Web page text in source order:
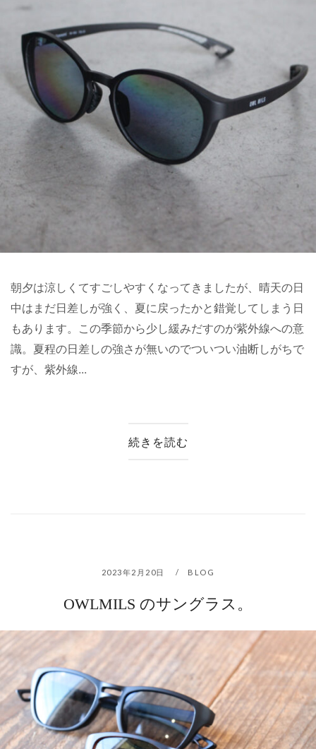
朝夕は涼しくてすごしやすくなってきましたが、晴天の日
中はまだ日差しが強く、夏に戻ったかと錯覚してしまう日
もあります。この季節から少し緩みだすのが紫外線への意
識。夏程の日差しの強さが無いのでついつい油断しがちで
すが、紫外線...
続きを読む
2023年2月20日 BLOG
OWLMILS のサングラス。